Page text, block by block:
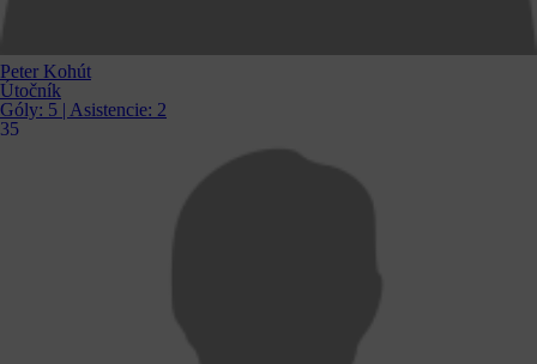
Peter Kohút
Útočník
Góly: 5 | Asistencie: 2
35